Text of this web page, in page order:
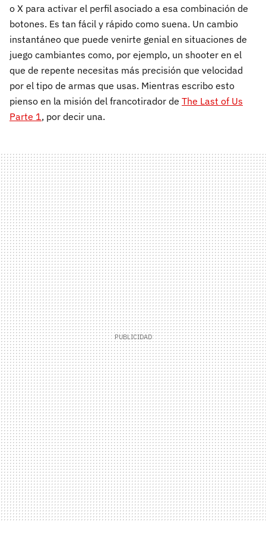
o X para activar el perfil asociado a esa combinación de
botones. Es tan fácil y rápido como suena. Un cambio
instantáneo que puede venirte genial en situaciones de
juego cambiantes como, por ejemplo, un shooter en el
que de repente necesitas más precisión que velocidad
por el tipo de armas que usas. Mientras escribo esto
pienso en la misión del francotirador de The Last of Us
Parte 1, por decir una.